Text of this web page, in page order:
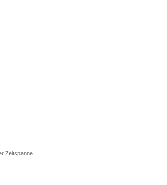
Zeitspanne